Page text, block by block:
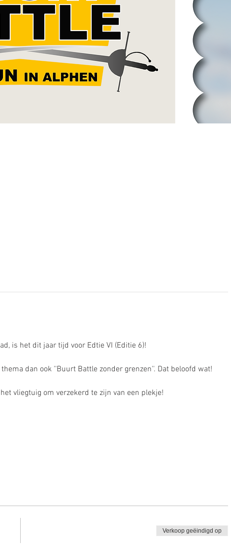
is het dit jaar tijd voor Edtie VI (Editie 6)!
dan ook ''Buurt Battle zonder grenzen''. Dat beloofd wat!
vliegtuig om verzekerd te zijn van een plekje!
Verkoop geëindigd op